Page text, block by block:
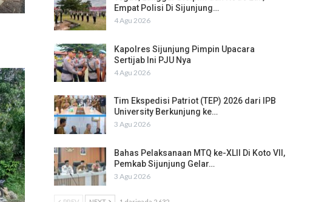
Empat Polisi Di Sijunjung…
4 Agu 2026
Kapolres Sijunjung Pimpin Upacara
Sertijab Ini PJU Nya
4 Agu 2026
Tim Ekspedisi Patriot (TEP) 2026 dari IPB
University Berkunjung ke…
3 Agu 2026
Bahas Pelaksanaan MTQ ke-XLII Di Koto VII,
Pemkab Sijunjung Gelar…
3 Agu 2026